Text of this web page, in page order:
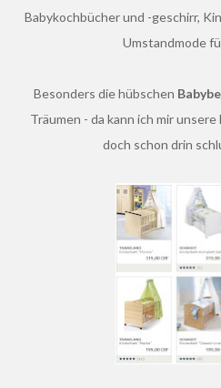
Babykochbücher und -geschirr,
Umstandmode
Besonders die hübschen
Träumen - da kann ich mir
doch schon drin